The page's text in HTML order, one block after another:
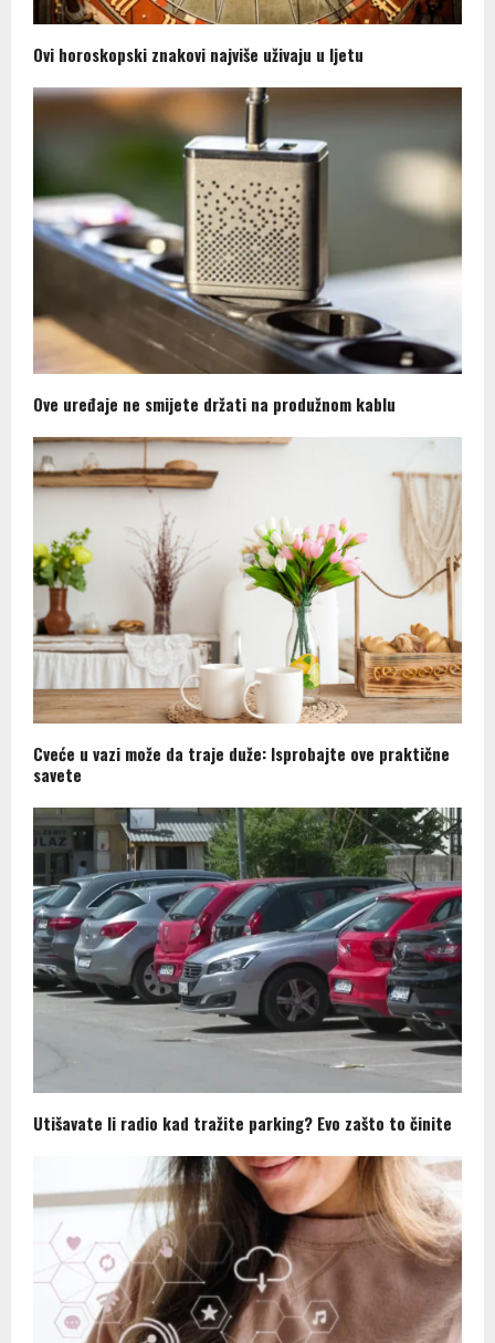
Ovi horoskopski znakovi najviše uživaju u ljetu
Ove uređaje ne smijete držati na produžnom kablu
Cveće u vazi može da traje duže: Isprobajte ove praktične
savete
Utišavate li radio kad tražite parking? Evo zašto to činite